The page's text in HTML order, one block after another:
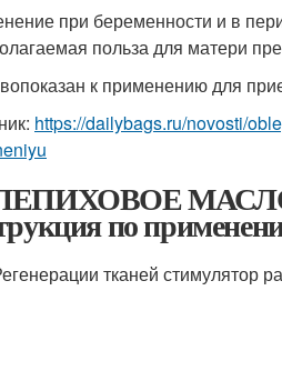
при беременности и в
польза для матери
к применению для
https://dailybags.ru/novosti/
МАСЛО
по
тканей стимулятор